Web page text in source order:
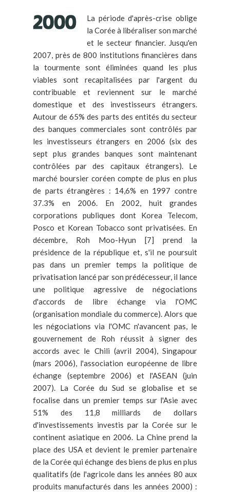
La période d'après-crise oblige
la Corée à libéraliser son marché
et le secteur financier. Jusqu'en
2007, près de 800 institutions financières dans
la tourmente sont éliminées quand les plus
viables sont recapitalisées par l'argent du
contribuable et reviennent sur le marché
domestique et des investisseurs étrangers.
Autour de 65% des parts des entités du secteur
des banques commerciales sont contrôlés par
les investisseurs étrangers en 2006 (six des
sept plus grandes banques sont maintenant
contrôlées par des capitaux étrangers). Le
marché boursier coréen compte de plus en plus
de parts étrangères : 14,6% en 1997 contre
37.3% en 2006. En 2002, huit grandes
corporations publiques dont Korea Telecom,
Posco et Korean Tobacco sont privatisées. En
décembre, Roh Moo-Hyun [7] prend la
présidence de la république et, s'il ne poursuit
pas dans un premier temps la politique de
privatisation lancé par son prédécesseur, il lance
une politique agressive de négociations
d'accords de libre échange via l'OMC
(organisation mondiale du commerce). Alors que
les négociations via l'OMC n'avancent pas, le
gouvernement de Roh réussit à signer des
accords avec le Chili (avril 2004), Singapour
(mars 2006), l'association européenne de libre
échange (septembre 2006) et l'ASEAN (juin
2007). La Corée du Sud se globalise et se
focalise dans un premier temps sur l'Asie avec
51% des 11,8 milliards de dollars
d'investissements investis par la Corée sur le
continent asiatique en 2006. La Chine prend la
place des USA et devient le premier partenaire
de la Corée qui échange des biens de plus en plus
qualitatifs (de l'agricole dans les années 80 aux
produits manufacturés dans les années 2000) :